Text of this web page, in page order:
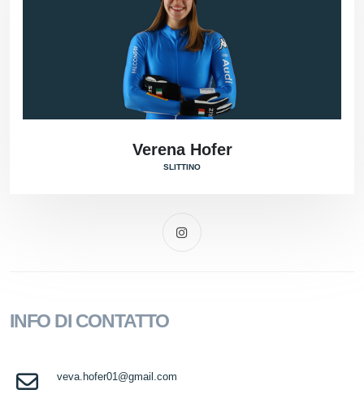
Verena Hofer
SLITTINO
INFO DI CONTATTO
veva.hofer01@gmail.com